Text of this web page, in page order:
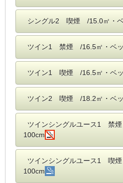
シングル2 喫煙 /15.0㎡・ベ
ツイン1 禁煙 /16.5㎡・ベ
ツイン1 喫煙 /16.5㎡・ベ
ツイン2 喫煙 /18.2㎡・ベ
ツインシングルユース1 禁
100cm
ツインシングルユース1 喫
100cm